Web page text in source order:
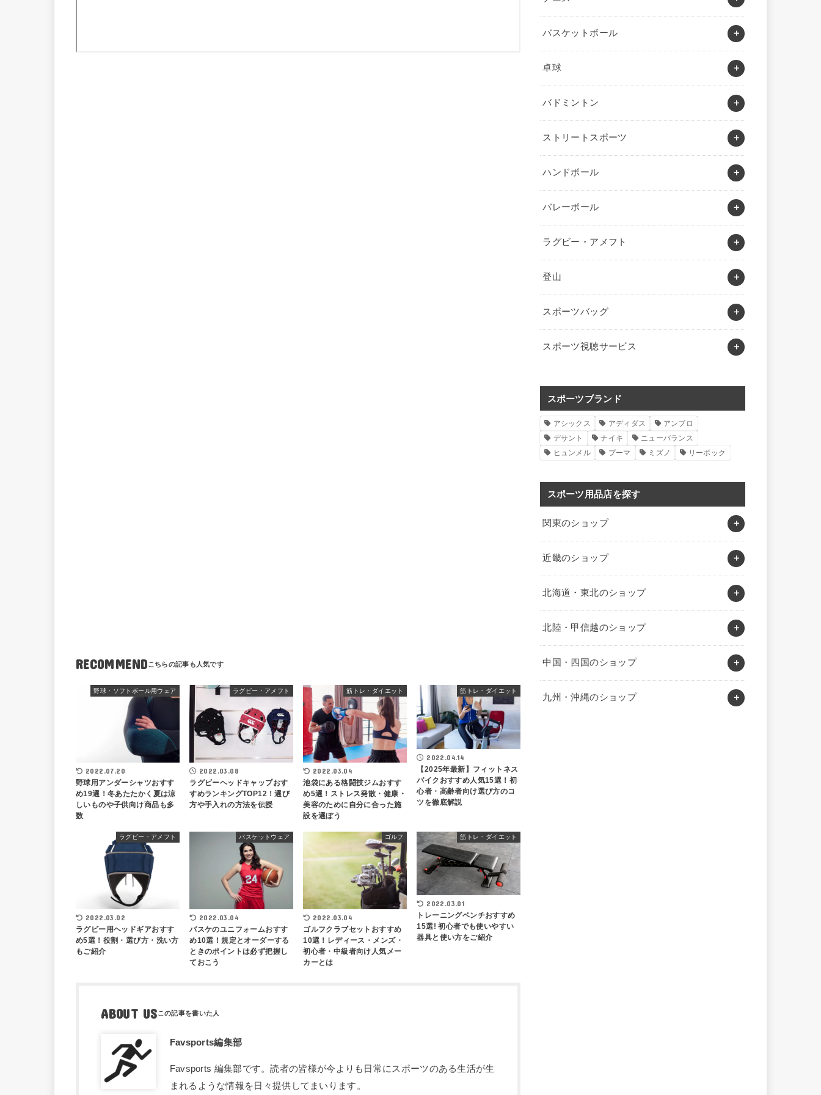
RECOMMEND
野球・ソフトボール用ウェア
2022.07.20
野球用アンダーシャツおすす
め19選！冬あたたかく夏は涼
しいものや子供向け商品も多
数
ラグビー・アメフト
2022.03.08
ラグビーヘッドキャップおす
すめランキングTOP12！選び
方や手入れの方法を伝授
筋トレ・ダイエット
2022.03.04
池袋にある格闘技ジムおすす
め5選！ストレス発散・健康・
美容のために自分に合った施
設を選ぼう
筋トレ・ダイエット
2022.04.14
【2025年最新】フィットネス
バイクおすすめ人気15選！初
心者・高齢者向け選び方のコ
ツを徹底解説
ラグビー・アメフト
2022.03.02
ラグビー用ヘッドギアおすす
め5選！役割・選び方・洗い方
もご紹介
バスケットウェア
2022.03.04
バスケのユニフォームおすす
め10選！規定とオーダーする
ときのポイントは必ず把握し
ておこう
ゴルフ
2022.03.04
ゴルフクラブセットおすすめ
10選！レディース・メンズ・
初心者・中級者向け人気メー
カーとは
筋トレ・ダイエット
2022.03.01
トレーニングベンチおすすめ
15選! 初心者でも使いやすい
器具と使い方をご紹介
ABOUT US
Favsports編集部
Favsports 編集部です。読者の皆様が今よりも日常にスポーツのある生活が生
まれるような情報を日々提供してまいります。
バスケットボール
卓球
バドミントン
ストリートスポーツ
ハンドボール
バレーボール
ラグビー・アメフト
登山
スポーツバッグ
スポーツ視聴サービス
スポーツブランド
アシックス アディダス
アンブロ
デサント
ナイキ
ニューバランス
ヒュンメル
プーマ ミズノ リーボック
スポーツ用品店を探す
関東のショップ
近畿のショップ
北海道・東北のショップ
北陸・甲信越のショップ
中国・四国のショップ
九州・沖縄のショップ